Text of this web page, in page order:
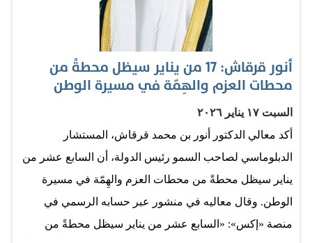
مصر الشقيقة راسخة، وتزداد قوة وثباتاً".
أنور قرقاش: 17 من يناير سيظل محطةً من
محطات العزم والهِمّة في مسيرة الوطن
السبت ١٧ يناير ٢٠٢٦
أكد معالي الدكتور أنور بن محمد قرقاش، المستشار
الدبلوماسي لصاحب السمو رئيس الدولة، أن السابع عشر من
يناير سيظل محطةً من محطات العزم والهِمّة في مسيرة
الوطن. وقال معاليه في منشور عبر حسابه الرسمي في
منصة «إكس»: «السابع عشر من يناير سيظل محطةً من